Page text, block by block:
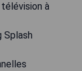
à
Splash